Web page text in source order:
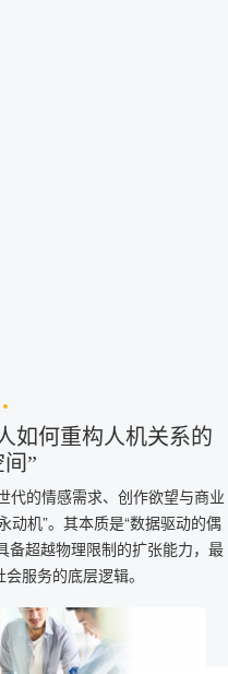
如何重构人机关系的
”
代的情感需求、创作欲望与商业
动机”。其本质是“数据驱动的偶
备超越物理限制的扩张能力，最
服务的底层逻辑。